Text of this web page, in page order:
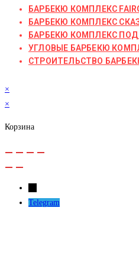
БАРБЕКЮ КОМПЛЕКС
БАРБЕКЮ КОМПЛЕКС
БАРБЕКЮ КОМПЛЕКС
УГЛОВЫЕ БАРБЕКЮ
СТРОИТЕЛЬСТВО
×
×
Корзина
Telegram